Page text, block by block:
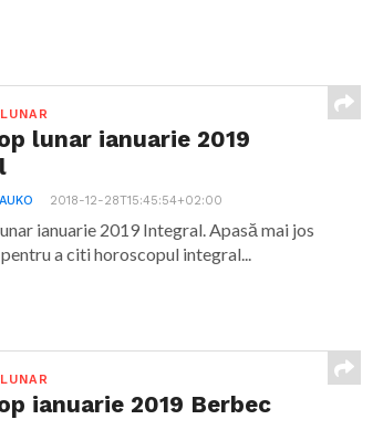
lunar ianuarie 2019
2018-12-28T15:45:54+02:00
ianuarie 2019 Integral. Apasă mai jos
a citi horoscopul integral...
ianuarie 2019 Berbec